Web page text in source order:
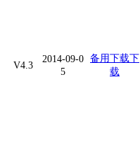
V4.3
2014-09-0
5
备用下载下
载